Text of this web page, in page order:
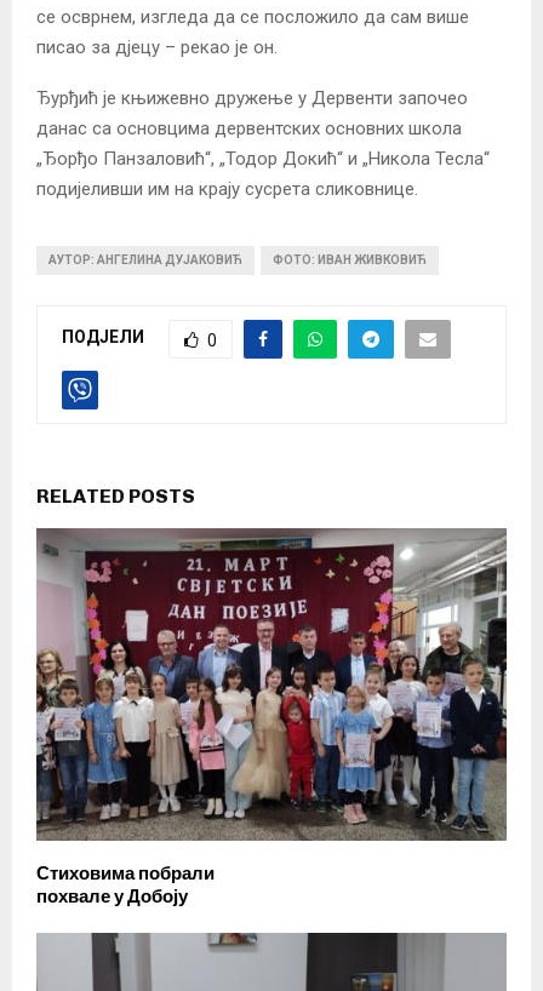
се осврнем, изгледа да се посложило да сам више
писао за дјецу – рекао је он.
Ђурђић је књижевно дружење у Дервенти започео
данас са основцима дервентских основних школа
„Ђорђо Панзаловић“, „Тодор Докић“ и „Никола Тесла“
подијеливши им на крају сусрета сликовнице.
АУТОР: АНГЕЛИНА ДУЈАКОВИЋ ФОТО: ИВАН ЖИВКОВИЋ
ПОДЈЕЛИ 0
RELATED POSTS
Стиховима побрали
похвале у Добоју